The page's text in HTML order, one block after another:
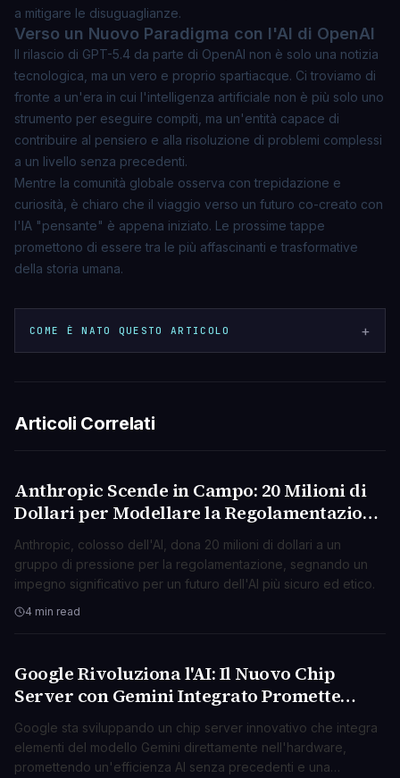
a mitigare le disuguaglianze.
Verso un Nuovo Paradigma con l'AI di OpenAI
Il rilascio di GPT-5.4 da parte di OpenAI non è solo una notizia
tecnologica, ma un vero e proprio spartiacque. Ci troviamo di
fronte a un'era in cui l'intelligenza artificiale non è più solo uno
strumento per eseguire compiti, ma un'entità capace di
contribuire al pensiero e alla risoluzione di problemi complessi
a un livello senza precedenti.
Mentre la comunità globale osserva con trepidazione e
curiosità, è chiaro che il viaggio verso un futuro co-creato con
l'IA "pensante" è appena iniziato. Le prossime tappe
promettono di essere tra le più affascinanti e trasformative
della storia umana.
COME È NATO QUESTO ARTICOLO +
Articoli Correlati
AI & ML
Anthropic Scende in Campo: 20 Milioni di
Dollari per Modellare la Regolamentazione
dell'AI
Anthropic, colosso dell'AI, dona 20 milioni di dollari a un
gruppo di pressione per la regolamentazione, segnando un
impegno significativo per un futuro dell'AI più sicuro ed etico.
4 min read
AI & ML
Google Rivoluziona l'AI: Il Nuovo Chip
Server con Gemini Integrato Promette
Efficienza Mai Vista
Google sta sviluppando un chip server innovativo che integra
elementi del modello Gemini direttamente nell'hardware,
promettendo un'efficienza AI senza precedenti e una